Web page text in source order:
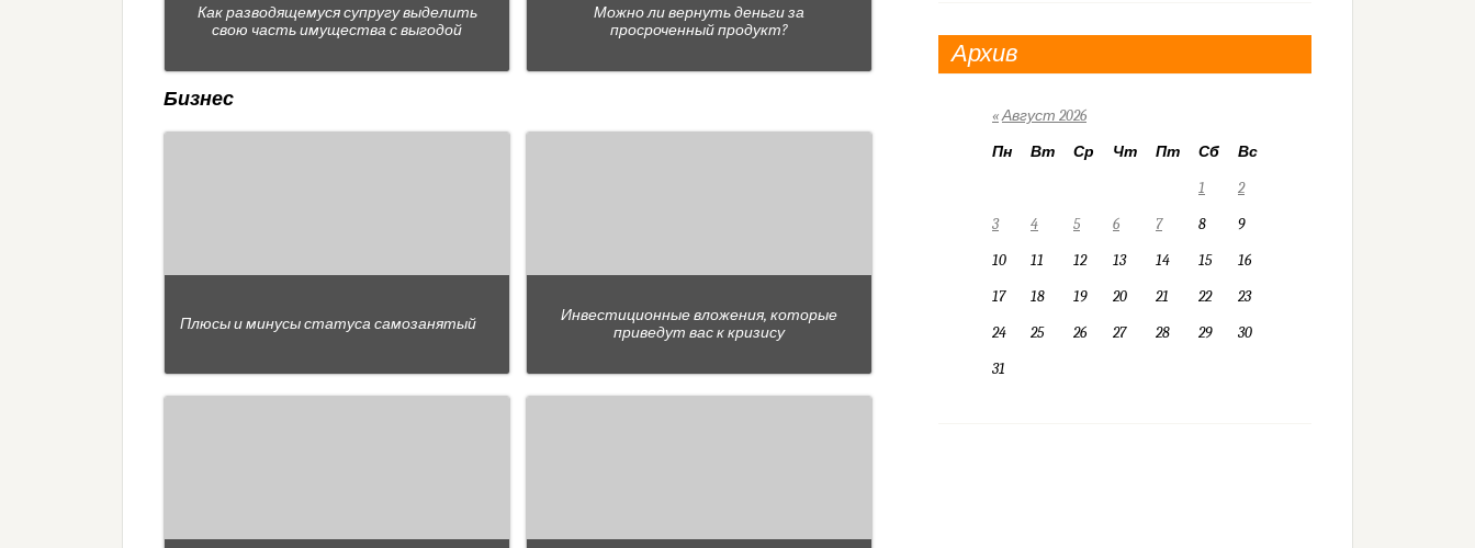
Как разводящемуся супругу выделить
свою часть имущества с выгодой
Можно ли вернуть деньги за
просроченный продукт?
Бизнес
Плюсы и минусы статуса самозанятый
Инвестиционные вложения, которые
приведут вас к кризису
Архив
«Август 2026
Пн
Вт Ср Чт Пт Сб
Вс
1
2
3
4 5 6 7 8
9
10
11 12 13 14 15
16
17
18 19 20 21 22
23
24
25 26 27 28 29
30
31